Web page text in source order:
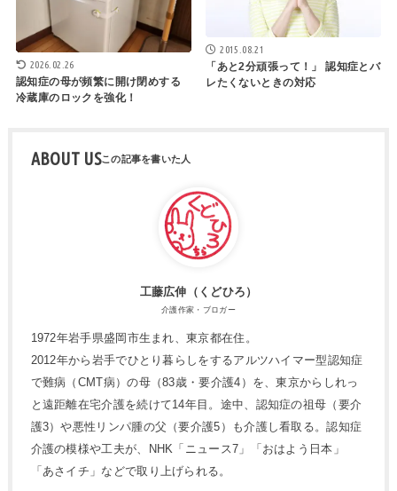
2026.02.26
認知症の母が頻繁に開け閉めする
冷蔵庫のロックを強化！
2015.08.21
「あと2分頑張って！」 認知症とバ
レたくないときの対応
ABOUT US
工藤広伸（くどひろ）
介護作家・ブロガー
1972年岩手県盛岡市生まれ、東京都在住。
2012年から岩手でひとり暮らしをするアルツハイマー型認知症
で難病（CMT病）の母（83歳・要介護4）を、東京からしれっ
と遠距離在宅介護を続けて14年目。途中、認知症の祖母（要介
護3）や悪性リンパ腫の父（要介護5）も介護し看取る。認知症
介護の模様や工夫が、NHK「ニュース7」「おはよう日本」
「あさイチ」などで取り上げられる。